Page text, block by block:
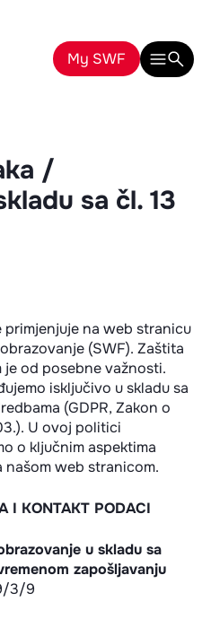
My SWF
/
sa čl. 13
na web stranicu
(SWF). Zaštita
od posebne važnosti.
isključivo u skladu sa
(GDPR, Zakon o
U ovoj politici
o ključnim aspektima
našom web stranicom.
I KONTAKT PODACI
u skladu sa
zapošljavanju
3/9